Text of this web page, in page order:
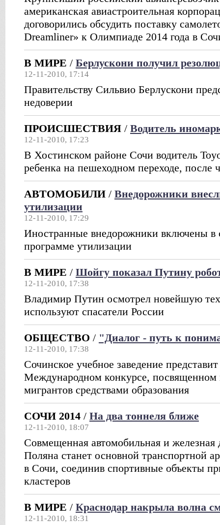
американская авиастроительная
договорились обсудить поставку
Dreamliner» к Олимпиаде 2014 года в
В МИРЕ / Берлускони получил
12-11-2010, 17:14
Правительству Сильвио Берлускони
недоверии
ПРОИСШЕСТВИЯ / Водитель
12-11-2010, 17:23
В Хостинском районе Сочи водитель
ребенка на пешеходном переходе, после
АВТОМОБИЛИ / Внедорожники
утилизации
12-11-2010, 17:29
Иностранные внедорожники включены в
программе утилизации
В МИРЕ / Шойгу показал Путину
12-11-2010, 17:38
Владимир Путин осмотрел новейшую
используют спасатели России
ОБЩЕСТВО / "Диалог - путь к
12-11-2010, 17:38
Сочинское учебное заведение
Международном конкурсе, посвященном
мигрантов средствами образования
СОЧИ 2014 / На два тоннеля ближе
12-11-2010, 18:07
Совмещенная автомобильная и железная
Поляна станет основной транспортной
в Сочи, соединив спортивные объекты
кластеров
В МИРЕ / Краснодар накрыла волна
12-11-2010, 18:31